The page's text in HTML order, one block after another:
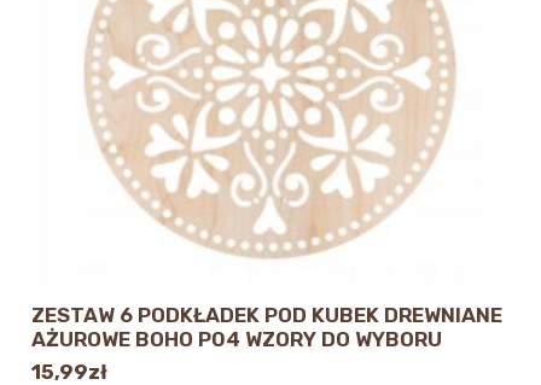
ZESTAW 6 PODKŁADEK POD KUBEK DREWNIANE
AŻUROWE BOHO P04 WZORY DO WYBORU
15,99zł